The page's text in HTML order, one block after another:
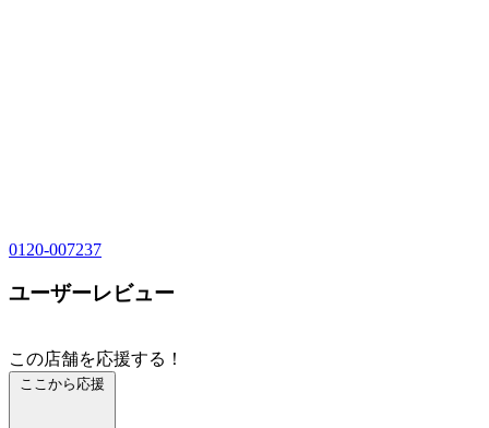
0120-007237
ユーザーレビュー
この店舗を応援する！
ここから応援